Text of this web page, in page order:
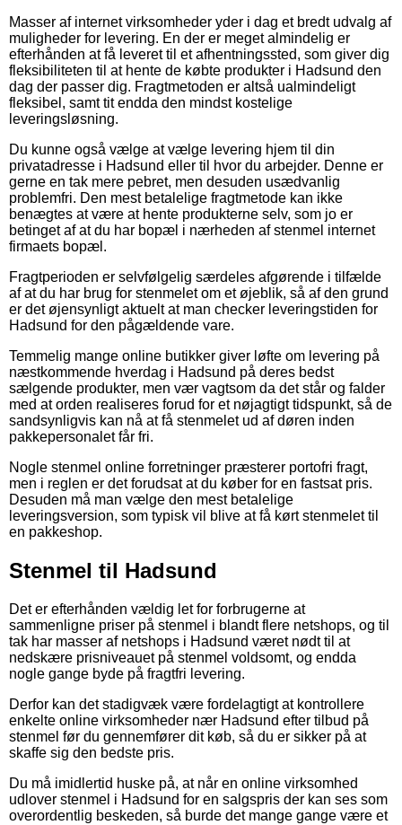
Masser af internet virksomheder yder i dag et bredt udvalg af
muligheder for levering. En der er meget almindelig er
efterhånden at få leveret til et afhentningssted, som giver dig
fleksibiliteten til at hente de købte produkter i Hadsund den
dag der passer dig. Fragtmetoden er altså ualmindeligt
fleksibel, samt tit endda den mindst kostelige
leveringsløsning.
Du kunne også vælge at vælge levering hjem til din
privatadresse i Hadsund eller til hvor du arbejder. Denne er
gerne en tak mere pebret, men desuden usædvanlig
problemfri. Den mest betalelige fragtmetode kan ikke
benægtes at være at hente produkterne selv, som jo er
betinget af at du har bopæl i nærheden af stenmel internet
firmaets bopæl.
Fragtperioden er selvfølgelig særdeles afgørende i tilfælde
af at du har brug for stenmelet om et øjeblik, så af den grund
er det øjensynligt aktuelt at man checker leveringstiden for
Hadsund for den pågældende vare.
Temmelig mange online butikker giver løfte om levering på
næstkommende hverdag i Hadsund på deres bedst
sælgende produkter, men vær vagtsom da det står og falder
med at orden realiseres forud for et nøjagtigt tidspunkt, så de
sandsynligvis kan nå at få stenmelet ud af døren inden
pakkepersonalet får fri.
Nogle stenmel online forretninger præsterer portofri fragt,
men i reglen er det forudsat at du køber for en fastsat pris.
Desuden må man vælge den mest betalelige
leveringsversion, som typisk vil blive at få kørt stenmelet til
en pakkeshop.
Stenmel til Hadsund
Det er efterhånden vældig let for forbrugerne at
sammenligne priser på stenmel i blandt flere netshops, og til
tak har masser af netshops i Hadsund været nødt til at
nedskære prisniveauet på stenmel voldsomt, og endda
nogle gange byde på fragtfri levering.
Derfor kan det stadigvæk være fordelagtigt at kontrollere
enkelte online virksomheder nær Hadsund efter tilbud på
stenmel før du gennemfører dit køb, så du er sikker på at
skaffe sig den bedste pris.
Du må imidlertid huske på, at når en online virksomhed
udlover stenmel i Hadsund for en salgspris der kan ses som
overordentlig beskeden, så burde det mange gange være et